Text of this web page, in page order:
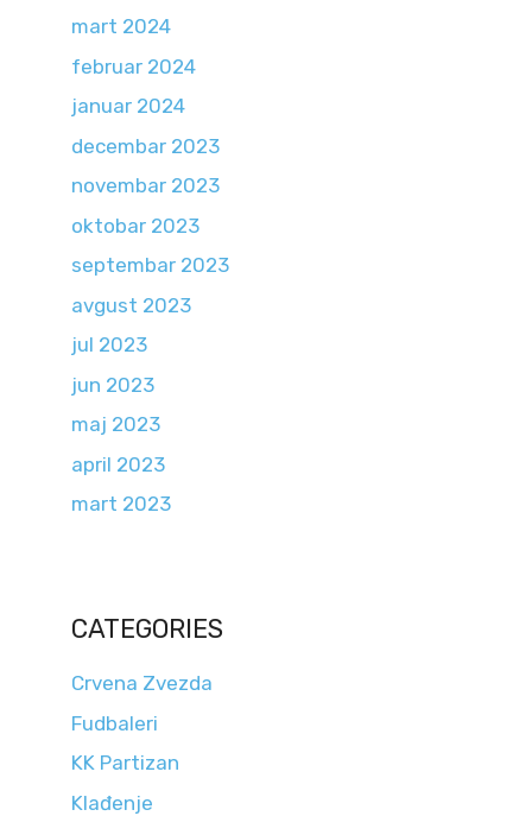
mart 2024
februar 2024
januar 2024
decembar 2023
novembar 2023
oktobar 2023
septembar 2023
avgust 2023
jul 2023
jun 2023
maj 2023
april 2023
mart 2023
CATEGORIES
Crvena Zvezda
Fudbaleri
KK Partizan
Klađenje